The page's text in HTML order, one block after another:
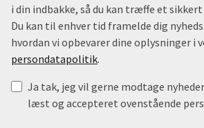
i din indbakke, så du kan træffe et
Du kan til enhver tid framelde dig
hvordan vi opbevarer dine oplysninger i
persondatapolitik.
Ja tak, jeg vil gerne modtage
læst og accepteret ovenstående